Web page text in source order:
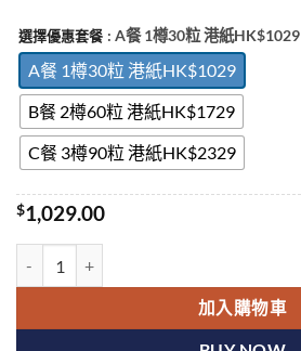
選擇優惠套餐 : A餐 1樽30粒 港紙HK$1029
A餐 1樽30粒 港紙HK$1029
B餐 2樽60粒 港紙HK$1729
C餐 3樽90粒 港紙HK$2329
$1,029.00
加入購物車